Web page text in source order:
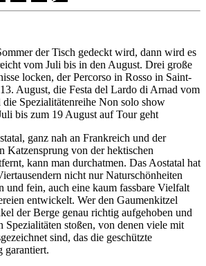
der Tisch gedeckt wird, dann wird es
vom Juli bis in den August. Drei große
locken, der Percorso in Rosso in Saint-
August, die Festa del Lardo di Arnad vom
Spezialitätenreihe Non solo show
bis zum 19 August auf Tour geht
ganz nah an Frankreich und der
Katzensprung von der hektischen
kann man durchatmen. Das Aostatal hat
nicht nur Naturschönheiten
und fein, auch eine kaum fassbare Vielfalt
entwickelt. Wer den Gaumenkitzel
der Berge genau richtig aufgehoben und
stoßen, von denen viele mit
sind, das die geschützte
garantiert.